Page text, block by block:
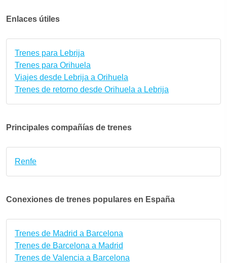
Enlaces útiles
Trenes para Lebrija
Trenes para Orihuela
Viajes desde Lebrija a Orihuela
Trenes de retorno desde Orihuela a Lebrija
Principales compañías de trenes
Renfe
Conexiones de trenes populares en España
Trenes de Madrid a Barcelona
Trenes de Barcelona a Madrid
Trenes de Valencia a Barcelona